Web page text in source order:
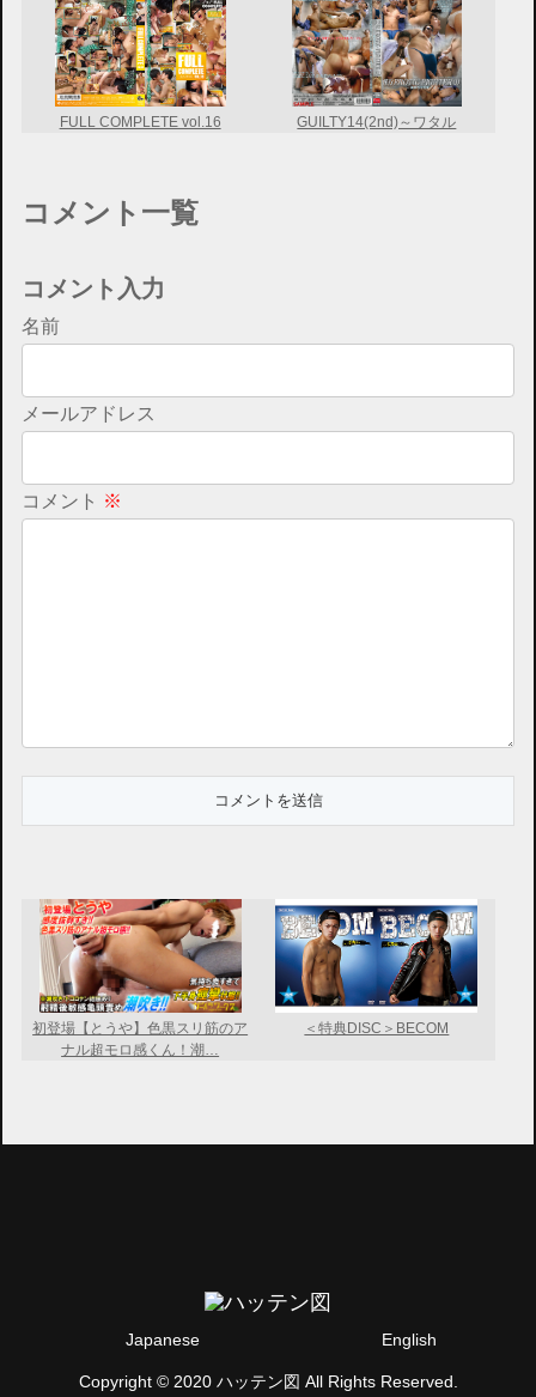
FULL COMPLETE vol.16 GUILTY14(2nd)～ワタル
コメント一覧
コメント入力
名前
メールアドレス
コメント ※
初登場【とうや】色黒スリ筋のア
ナル超モロ感くん！潮…
＜特典DISC＞BECOM
Japanese English
Copyright © 2020 ハッテン図 All Rights Reserved.